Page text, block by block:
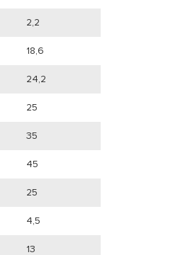
2,2
18,6
24,2
25
35
45
25
4,5
13